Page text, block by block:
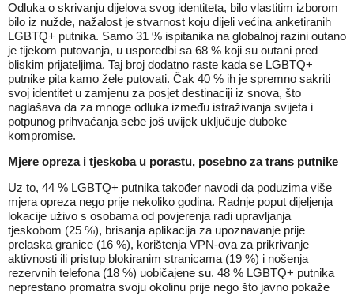
Odluka o skrivanju dijelova svog identiteta, bilo vlastitim izborom
bilo iz nužde, nažalost je stvarnost koju dijeli većina anketiranih
LGBTQ+ putnika. Samo 31 % ispitanika na globalnoj razini outano
je tijekom putovanja, u usporedbi sa 68 % koji su outani pred
bliskim prijateljima. Taj broj dodatno raste kada se LGBTQ+
putnike pita kamo žele putovati. Čak 40 % ih je spremno sakriti
svoj identitet u zamjenu za posjet destinaciji iz snova, što
naglašava da za mnoge odluka između istraživanja svijeta i
potpunog prihvaćanja sebe još uvijek uključuje duboke
kompromise.
Mjere opreza i tjeskoba u porastu, posebno za trans putnike
Uz to, 44 % LGBTQ+ putnika također navodi da poduzima više
mjera opreza nego prije nekoliko godina. Radnje poput dijeljenja
lokacije uživo s osobama od povjerenja radi upravljanja
tjeskobom (25 %), brisanja aplikacija za upoznavanje prije
prelaska granice (16 %), korištenja VPN-ova za prikrivanje
aktivnosti ili pristup blokiranim stranicama (19 %) i nošenja
rezervnih telefona (18 %) uobičajene su. 48 % LGBTQ+ putnika
neprestano promatra svoju okolinu prije nego što javno pokaže